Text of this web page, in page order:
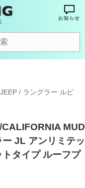
お知らせ
/ ラングラー ルビ
CALIFORNIA MUD
JL アンリミテッ
トタイプ ルーフプ